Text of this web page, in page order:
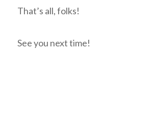
That’s all, folks!
See you next time!